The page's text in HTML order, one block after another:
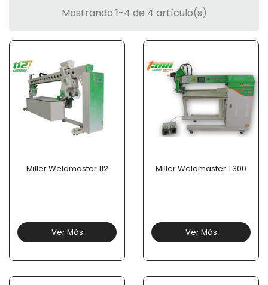
Mostrando 1-4 de 4 artículo(s)
Miller Weldmaster 112
Ver Más
Miller Weldmaster T300
Ver Más